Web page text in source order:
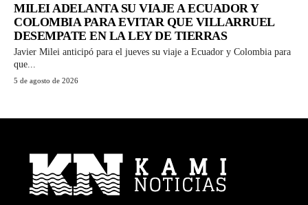
MILEI ADELANTA SU VIAJE A ECUADOR Y
COLOMBIA PARA EVITAR QUE VILLARRUEL
DESEMPATE EN LA LEY DE TIERRAS
Javier Milei anticipó para el jueves su viaje a Ecuador y Colombia para
que...
5 de agosto de 2026